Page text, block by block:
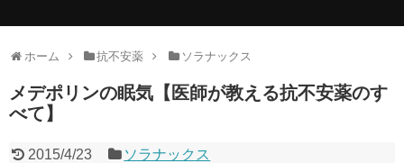
ホーム 抗不安薬 ソラナックス
メデポリンの眠気【医師が教える抗不安薬のす
べて】
2015/4/23 ソラナックス